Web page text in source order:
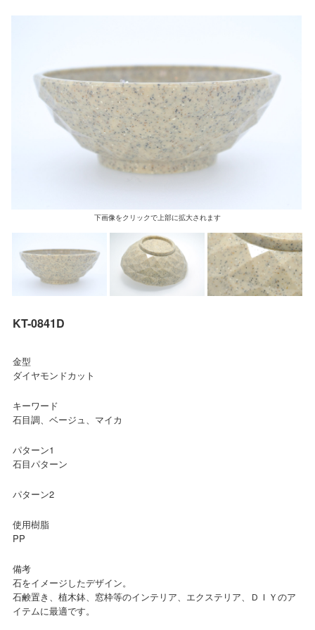
下画像をクリックで上部に拡大されます
KT-0841D
金型
ダイヤモンドカット
キーワード
石目調、ベージュ、マイカ
パターン1
石目パターン
パターン2
使用樹脂
PP
備考
石をイメージしたデザイン。
石鹸置き、植木鉢、窓枠等のインテリア、エクステリア、ＤＩＹのア
イテムに最適です。